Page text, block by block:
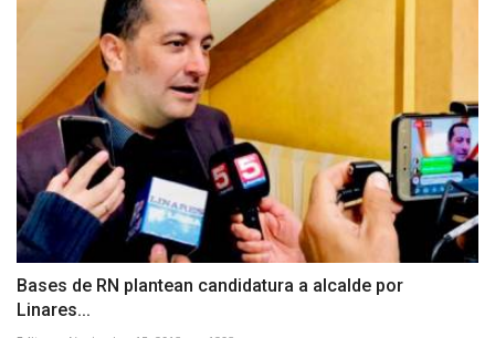
Bases de RN plantean candidatura a alcalde por
Linares...